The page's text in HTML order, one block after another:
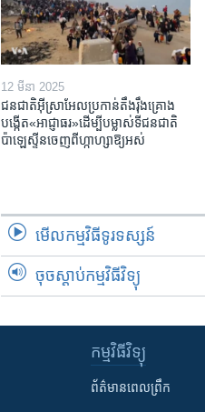
12 មីនា 2025
ជនជាតិ​អ៊ីស្រាអែល​ប្រកាន់​តឹងរ៉ឹង​គ្រោង​
បង្កើត​«អាជ្ញាធរ‍»​ដើម្បី​បម្លាស់​ទី​ជនជាតិ​
ប៉ាឡេស្ទីន​ចេញពី​ហ្កាហ្សា​ឱ្យ​អស់
មើល​កម្មវិធី​ទូរទស្សន៍
ចុចស្តាប់កម្មវិធីវិទ្យុ
កម្មវិធី​វិទ្យុ
ព័ត៌មាន​ពេល​ព្រឹក